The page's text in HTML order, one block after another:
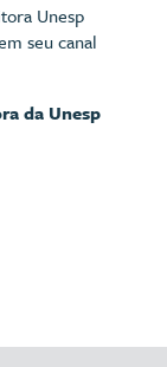
Unesp
seu canal
da Unesp